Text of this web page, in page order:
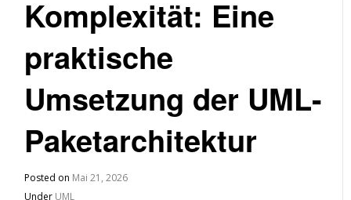
Komplexität: Eine
praktische
Umsetzung der UML-
Paketarchitektur
Posted on Mai 21, 2026
Under UML